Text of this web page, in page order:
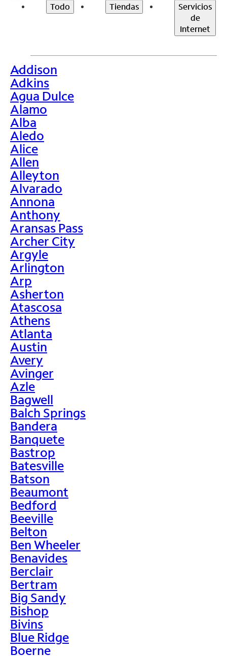
Todo Tiendas
Servicios
de
Internet
>
Addison
Adkins
Agua Dulce
Alamo
Alba
Aledo
Alice
Allen
Alleyton
Alvarado
Annona
Anthony
Aransas Pass
Archer City
Argyle
Arlington
Arp
Asherton
Atascosa
Athens
Atlanta
Austin
Avery
Avinger
Azle
Bagwell
Balch Springs
Bandera
Banquete
Bastrop
Batesville
Batson
Beaumont
Bedford
Beeville
Belton
Ben Wheeler
Benavides
Berclair
Bertram
Big Sandy
Bishop
Bivins
Blue Ridge
Boerne